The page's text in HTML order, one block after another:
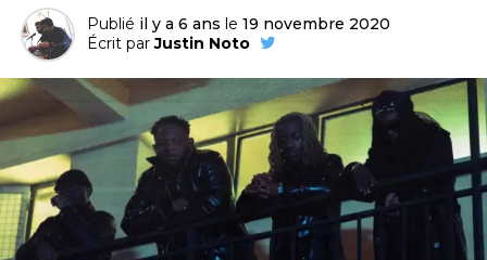
Publié il y a 6 ans le 19 novembre 2020
Écrit par Justin Noto